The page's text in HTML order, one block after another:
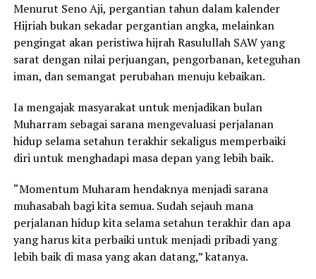
Menurut Seno Aji, pergantian tahun dalam kalender
Hijriah bukan sekadar pergantian angka, melainkan
pengingat akan peristiwa hijrah Rasulullah SAW yang
sarat dengan nilai perjuangan, pengorbanan, keteguhan
iman, dan semangat perubahan menuju kebaikan.
Ia mengajak masyarakat untuk menjadikan bulan
Muharram sebagai sarana mengevaluasi perjalanan
hidup selama setahun terakhir sekaligus memperbaiki
diri untuk menghadapi masa depan yang lebih baik.
“Momentum Muharam hendaknya menjadi sarana
muhasabah bagi kita semua. Sudah sejauh mana
perjalanan hidup kita selama setahun terakhir dan apa
yang harus kita perbaiki untuk menjadi pribadi yang
lebih baik di masa yang akan datang,” katanya.